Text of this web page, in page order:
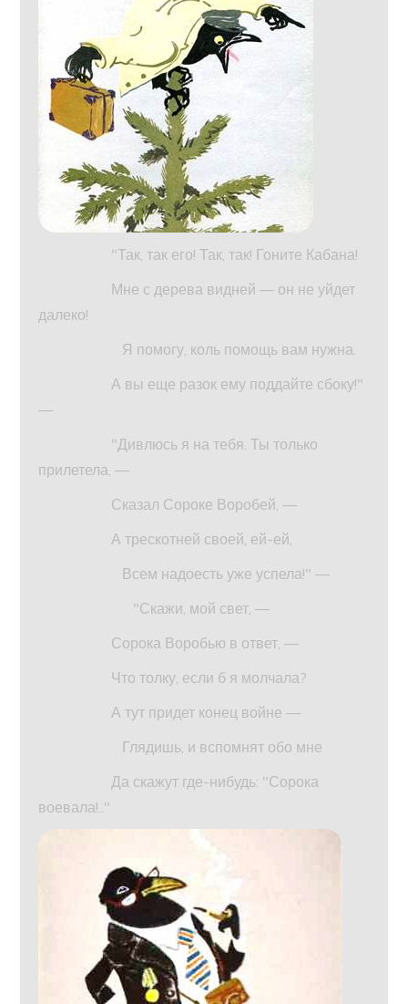
"Так, так его! Так, так! Гоните Кабана!
Мне с дерева видней — он не уйдет
далеко!
Я помогу, коль помощь вам нужна.
А вы еще разок ему поддайте сбоку!"
—
"Дивлюсь я на тебя. Ты только
прилетела, —
Сказал Сороке Воробей, —
А трескотней своей, ей-ей,
Всем надоесть уже успела!" —
"Скажи, мой свет, —
Сорока Воробью в ответ, —
Что толку, если б я молчала?
А тут придет конец войне —
Глядишь, и вспомнят обо мне
Да скажут где-нибудь: "Сорока
воевала!.."